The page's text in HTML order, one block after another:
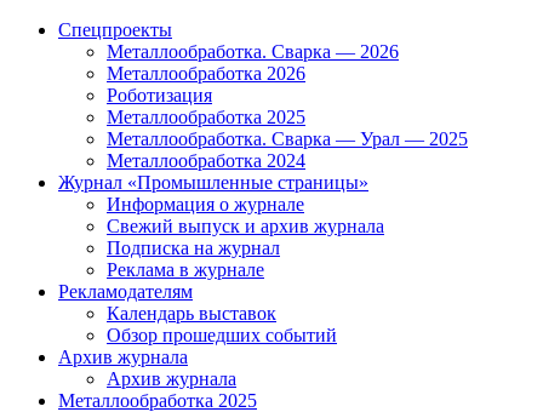
Спецпроекты
Металлообработка. Сварка — 2026
Металлообработка 2026
Роботизация
Металлообработка 2025
Металлообработка. Сварка — Урал — 2025
Металлообработка 2024
Журнал «Промышленные страницы»
Информация о журнале
Свежий выпуск и архив журнала
Подписка на журнал
Реклама в журнале
Рекламодателям
Календарь выставок
Обзор прошедших событий
Архив журнала
Архив журнала
Металлообработка 2025